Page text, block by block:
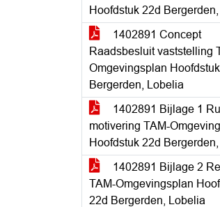
Hoofdstuk 22d
1402891 Concept
Raadsbesluit vaststelling
Omgevingsplan
Bergerden, Lobelia
1402891 Bijlage 1
motivering TAM-
Hoofdstuk 22d
1402891 Bijlage 2
TAM-Omgevingsplan
22d Bergerden, Lobelia